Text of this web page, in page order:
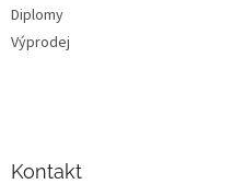
Diplomy
Výprodej
Kontakt